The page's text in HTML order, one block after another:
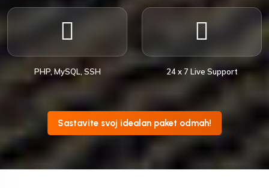
PHP, MySQL, SSH 24 x 7 Live Support
Sastavite svoj idealan paket odmah!